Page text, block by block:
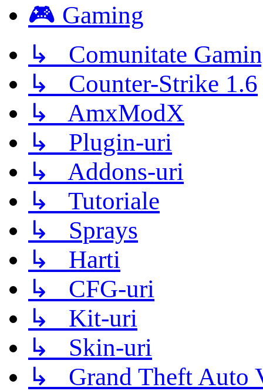
🎮 Gaming
↳ Comunitate
↳ Counter-Strike 1.6
↳ AmxModX
↳ Plugin-uri
↳ Addons-uri
↳ Tutoriale
↳ Sprays
↳ Harti
↳ CFG-uri
↳ Kit-uri
↳ Skin-uri
↳ Grand Theft Auto